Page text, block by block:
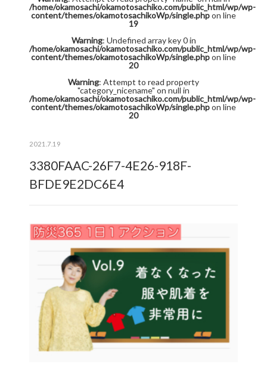
/home/okamosachi/okamotosachiko.com/public_html/wp/wp-
content/themes/okamotosachikoWp/single.phpon line
19
Warning: Undefined array key 0 in
/home/okamosachi/okamotosachiko.com/public_html/wp/wp-
content/themes/okamotosachikoWp/single.phpon line
20
Warning: Attempt to read property
"category_nicename" on null in
/home/okamosachi/okamotosachiko.com/public_html/wp/wp-
content/themes/okamotosachikoWp/single.phpon line
20
2021.7.19
3380FAAC-26F7-4E26-918F-
BFDE9E2DC6E4